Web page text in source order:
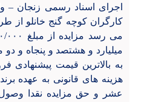
اجرای اسناد رسمی زنجان –
کارگران کوچه گنج خانلو از
میلیارد و هشتصد و پنجاه و
به بالاترین قیمت پیشنهادی
هزینه های قانونی به عهده
عشر و حق مزایده نقدا